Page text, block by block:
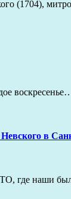
(1704),
в
где наши